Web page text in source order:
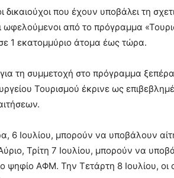
δικαιούχοι που έχουν υποβάλει τη
ωφελούμενοι από το πρόγραμμα
1 εκατομμύριο άτομα έως τώρα.
τη συμμετοχή στο πρόγραμμα
Τουρισμού έκρινε ως
6 Ιουλίου, μπορούν να υποβάλουν
Τρίτη 7 Ιουλίου, μπορούν να
ψηφίο ΑΦΜ. Την Τετάρτη 8 Ιουλίου, οι